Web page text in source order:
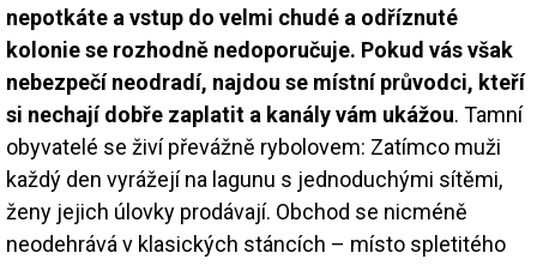
nepotkáte a vstup do velmi chudé a odříznuté
kolonie se rozhodně nedoporučuje. Pokud vás však
nebezpečí neodradí, najdou se místní průvodci, kteří
si nechají dobře zaplatit a kanály vám ukážou. Tamní
obyvatelé se živí převážně rybolovem: Zatímco muži
každý den vyrážejí na lagunu s jednoduchými sítěmi,
ženy jejich úlovky prodávají. Obchod se nicméně
neodehrává v klasických stáncích – místo spletitého